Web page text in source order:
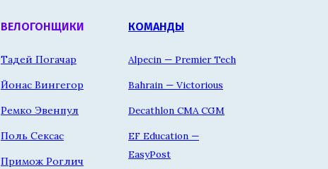
ВЕЛОГОНЩИКИ
Тадей Погачар
Йонас Вингегор
Ремко Эвенпул
Поль Сексас
Примож Роглич
КОМАНДЫ
Alpecin — Premier Tech
Bahrain — Victorious
Decathlon CMA CGM
EF Education —
EasyPost